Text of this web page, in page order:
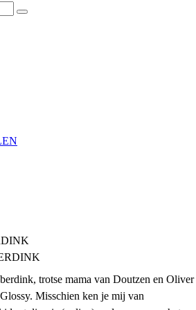
trotse mama van Doutzen en Oliver
Misschien ken je mij van